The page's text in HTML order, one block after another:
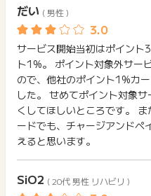
・ポイントタウン経由から
89日以内に購入を完了させた
・複数の店舗で商品を購入
が終わるごとに、再度ポイン
ボタンをクリックして商品を
い。
・ポイントタウン経由前に、
ポイント対象外です。必ず経
い。
だい ( 男性 )
サービス開始当初はポイント
ト1%。 ポイント対象外サー
ので、他社のポイント1%カ
した。 せめてポイント対象
くしてほしいところです。
ードでも、チャージアンドペ
えると思います。
SiO2 ( 20代 男性 リハビリ )